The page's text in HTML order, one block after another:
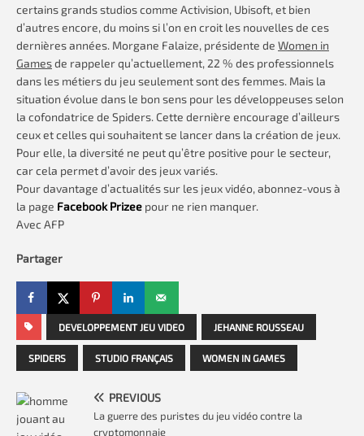
certains grands studios comme Activision, Ubisoft, et bien
d’autres encore, du moins si l’on en croit les nouvelles de ces
dernières années. Morgane Falaize, présidente de Women in
Gamesde rappeler qu’actuellement, 22 % des professionnels
dans les métiers du jeu seulement sont des femmes. Mais la
situation évolue dans le bon sens pour les développeuses selon
la cofondatrice de Spiders. Cette dernière encourage d’ailleurs
ceux et celles qui souhaitent se lancer dans la création de jeux.
Pour elle, la diversité ne peut qu’être positive pour le secteur,
car cela permet d’avoir des jeux variés.
Pour davantage d’actualités sur les jeux vidéo, abonnez-vous à
la page Facebook Prizee pour ne rien manquer.
Avec AFP
Partager
DEVELOPPEMENT JEU VIDEO JEHANNE ROUSSEAU
SPIDERS STUDIO FRANÇAIS WOMEN IN GAMES
PREVIOUS
La guerre des puristes du jeu vidéo contre la
cryptomonnaie